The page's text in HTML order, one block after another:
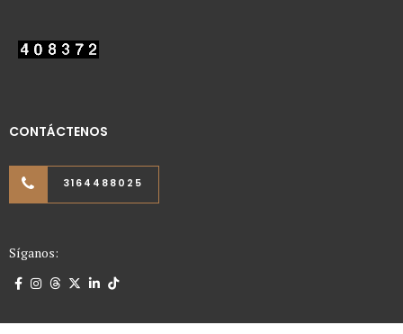
CONTÁCTENOS
3164488025
Síganos: